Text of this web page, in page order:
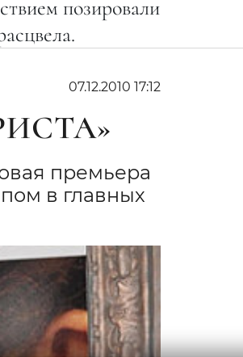
позировали
07.12.2010 17:12
премьера
в главных